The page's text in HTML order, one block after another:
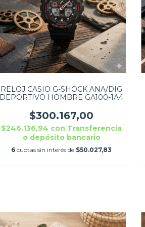
RELOJ CASIO G-SHOCK ANA/DIG
DEPORTIVO HOMBRE GA100-1A4
$300.167,00
$246.136,94 con Transferencia
o depósito bancario
6 cuotas sin interés de $50.027,83